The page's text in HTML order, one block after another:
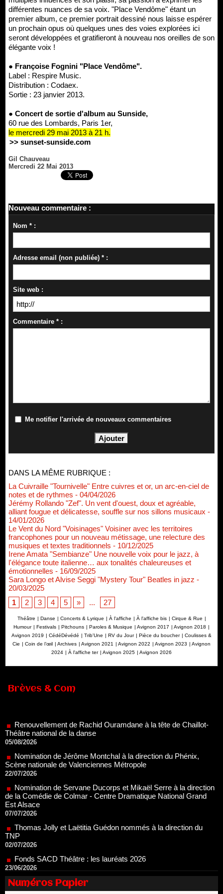
différentes nuances de sa voix. "Place Vendôme" étant un
premier album, ce premier portrait dessiné nous laisse espérer
un prochain opus où quelques unes des voies explorées ici
seront développées et gratifieront à nouveau nos oreilles de son
élégante voix !
● Françoise Fognini "Place Vendôme".
Label : Respire Music.
Distribution : Codaex.
Sortie : 23 janvier 2013.
● Concert de sortie d'album au Sunside,
60 rue des Lombards, Paris 1er,
le mercredi 29 mai 2013 à 21 h.
>> sunset-sunside.com
Gil Chauveau
Mercredi 22 Mai 2013
Nouveau commentaire :
Nom * :
Adresse email (non publiée) * :
Site web :
Commentaire * :
Me notifier l'arrivée de nouveaux commentaires
DANS LA MÊME RUBRIQUE :
La Cuivraille "Tournivelle" Entre cuivres et or, un arc-en-ciel de
notes et de rythmes - 04/04/2026
Jérémy Rollando "Zef". Un vent d'ouest, doux et agréable,
alliant fougue et délicatesse, souffle sur nos sillons musicaux -
14/01/2026
Le Vent du Nord "Voisinages" Voisiner avec les territoires
francophones pour un nouveau métissage, une relecture des
musiques et textes traditionnels - 10/12/2025
Irene Amata "Sembianze" Une nouvelle voix pour le jazz, à
l'élégance toute italienne… aux tonalités chaleureuses et
émotionnelles - 16/09/2025
Sara Longo et Alvise Seggi "Mystery Tour" Beatles in jazz -
20/03/2025
1
2 3 4 5 » ... 27
Théâtre | Danse | Concerts & Lyrique | À l'affiche | À l'affiche bis | Cirque & Rue |
Humour | Festivals | Pitchouns | Paroles & Musique | Avignon 2017 | Avignon 2018 |
Avignon 2019 | CédéDévédé | Trib'Une | RV du Jour | Pièce du boucher | Coulisses &
Cie | Coin de l’œil | Archives | Avignon 2021 | Avignon 2022 | Avignon 2023 | Avignon
2024 | À l'affiche ter | Avignon 2025 | Avignon 2026
Brèves & Com
Nomination de Jérôme Montchal à la direction du Phénix,
Scène nationale de Valenciennes Métropole
Nomination de Servane Ducorps et Mikaël Serre à la direction
de la Comédie de Colmar - Centre Dramatique National Grand
07/07/2026
Thomas Jolly et Laëtitia Guédon nommés à la direction du
TNP
Fonds SACD Théâtre : les lauréats 2026
23/06/2026
Dispositif ARTCENA Écrire pour le cirque, les lauréats 2026 !
20/06/2026
Le palmarès des prix SACD 2026
18/06/2026
Numéros Papier